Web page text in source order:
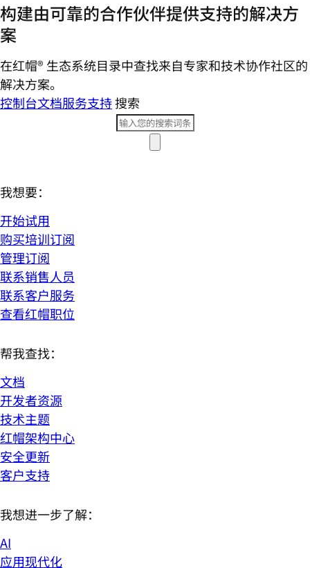
构建由可靠的合作伙伴提供支持的解决方
案
在红帽® 生态系统目录中查找来自专家和技术协作社区的
解决方案。
控制台文档服务支持搜索
我想要：
开始试用
购买培训订阅
管理订阅
联系销售人员
联系客户服务
查看红帽职位
帮我查找：
文档
开发者资源
技术主题
红帽架构中心
安全更新
客户支持
我想进一步了解：
AI
应用现代化